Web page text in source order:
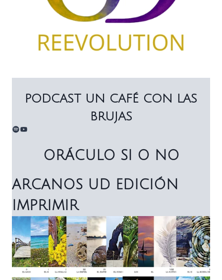
PODCAST UN CAFÉ CON LAS
BRUJAS
Spotify
YouTube
ORÁCULO SI O NO
ARCANOS UD EDICIÓN
IMPRIMIR